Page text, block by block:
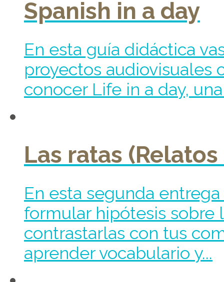
Spanish in a day
En esta guía didáctica
proyectos audiovisuales
conocer Life in a day,
Las ratas
En esta segunda entrega
formular hipótesis sobre
contrastarlas con tus
aprender vocabulario y...